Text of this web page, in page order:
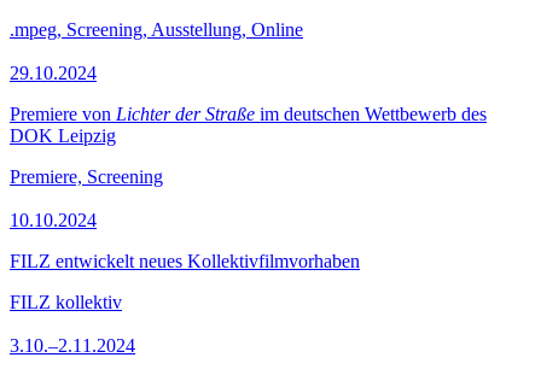
.mpeg, Screening, Ausstellung, Online
29.10.2024
Premiere von Lichter der Straße im deutschen Wettbewerb des
DOK Leipzig
Premiere, Screening
10.10.2024
FILZ entwickelt neues Kollektivfilmvorhaben
FILZ kollektiv
3.10.–2.11.2024